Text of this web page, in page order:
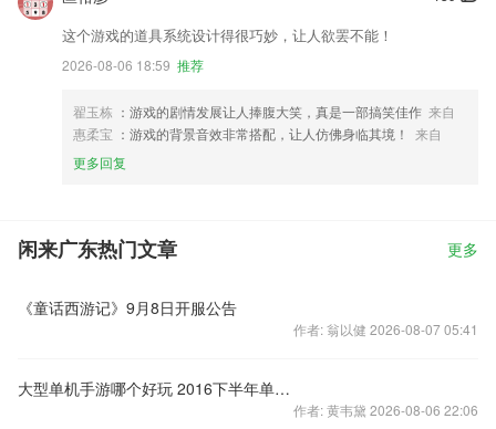
这个游戏的道具系统设计得很巧妙，让人欲罢不能！
2026-08-06 18:59 推荐
翟玉栋 ：游戏的剧情发展让人捧腹大笑，真是一部搞笑佳作 来自
惠柔宝 ：游戏的背景音效非常搭配，让人仿佛身临其境！
来自
更多回复
闲来广东热门文章 更多
《童话西游记》9月8日开服公告
作者: 翁以健 2026-08-07 05:41
大型单机手游哪个好玩 2016下半年单机手游排行榜
作者: 黄韦黛 2026-08-06 22:06